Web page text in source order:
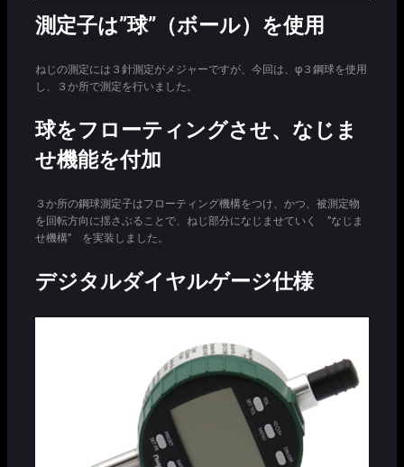
測定子は”球”（ボール）を使用
ねじの測定には３針測定がメジャーですが、今回は、φ３鋼球を使用
し、３か所で測定を行いました。
球をフローティングさせ、なじま
せ機能を付加
３か所の鋼球測定子はフローティング機構をつけ、かつ、被測定物
を回転方向に揺さぶることで、ねじ部分になじませていく ”なじま
せ機構” を実装しました。
デジタルダイヤルゲージ仕様